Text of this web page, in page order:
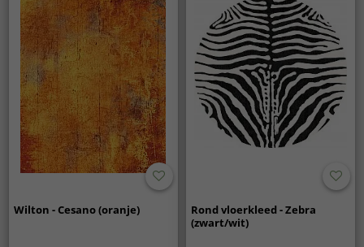
Wilton - Cesano (oranje)
Rond vloerkleed - Zebra
(zwart/wit)